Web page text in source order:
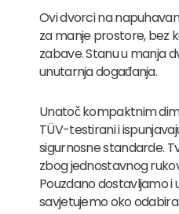
Ovi dvorci na
za manje prostore, bez
zabave. Stanu u manja
unutarnja događanja.
Unatoč kompaktnim
TÜV-testirani i
sigurnosne standarde.
zbog jednostavnog
Pouzdano dostavljamo i
savjetujemo oko